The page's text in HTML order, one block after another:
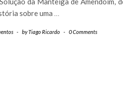
sobre uma …
- byTiago Ricardo - 0 Comments